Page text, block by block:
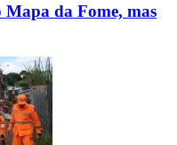
da Fome, mas